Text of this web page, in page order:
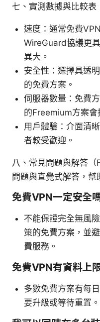
七、實測數據與比較表
速度：通常免費
WireGuard協議更
異大。
安全性：選擇具透
的免費方案。
伺服器數量：免費
的Freemium方案會
用戶體驗：介面清
者較受歡迎。
八、常見問題與解答
問題與直覺式解答，幫
免費VPN一定安全
不能保證完全無風
策的免費方案，並
費服務。
免費VPN有資料上
多數免費方案有每
要升級或等待重置。